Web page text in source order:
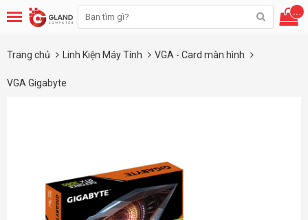
...
Trang chủ Linh Kiện Máy Tính VGA - Card màn hình
VGA Gigabyte